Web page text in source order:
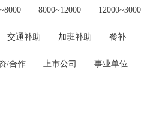
8000~12000
交通补助 加班补助 餐补
/合作 上市公司 事业单位